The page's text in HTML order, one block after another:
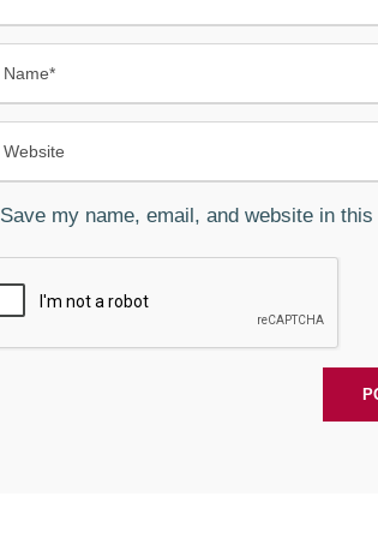
Save my name, email, and website in